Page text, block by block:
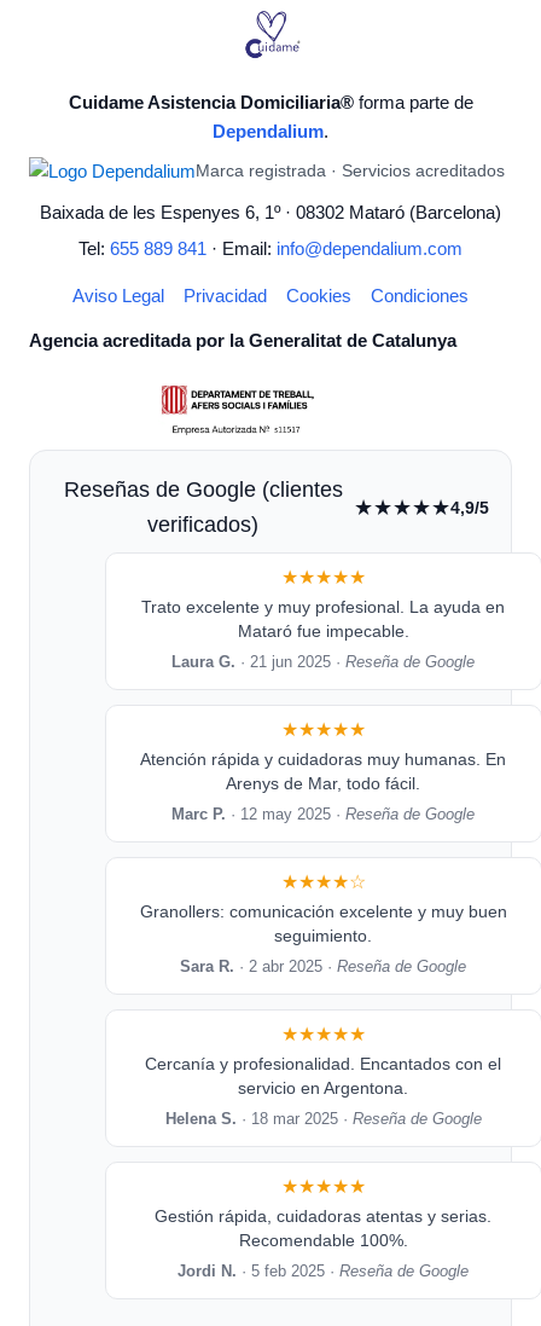
Cuidame Asistencia Domiciliaria®forma parte de
Dependalium.
Marca registrada · Servicios acreditados
Baixada de les Espenyes 6, 1º · 08302 Mataró (Barcelona)
Tel: 655 889 841 · Email: info@dependalium.com
Aviso Legal Privacidad Cookies Condiciones
Agencia acreditada por la Generalitat de Catalunya
Reseñas de Google (clientes
verificados)
★★★★★4,9/5
★★★★★
Trato excelente y muy profesional. La ayuda en
Mataró fue impecable.
Laura G. · 21 jun 2025 ·Reseña de Google
★★★★★
Atención rápida y cuidadoras muy humanas. En
Arenys de Mar, todo fácil.
Marc P. · 12 may 2025 ·Reseña de Google
★★★★☆
Granollers: comunicación excelente y muy buen
seguimiento.
Sara R. · 2 abr 2025 ·Reseña de Google
★★★★★
Cercanía y profesionalidad. Encantados con el
servicio en Argentona.
Helena S. · 18 mar 2025 · Reseña de Google
★★★★★
Gestión rápida, cuidadoras atentas y serias.
Recomendable 100%.
Jordi N. · 5 feb 2025 ·Reseña de Google